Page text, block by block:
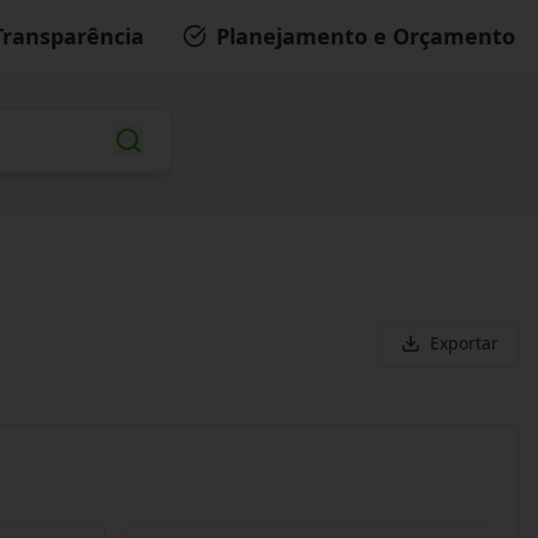
Planejamento e Orçamento
Exportar